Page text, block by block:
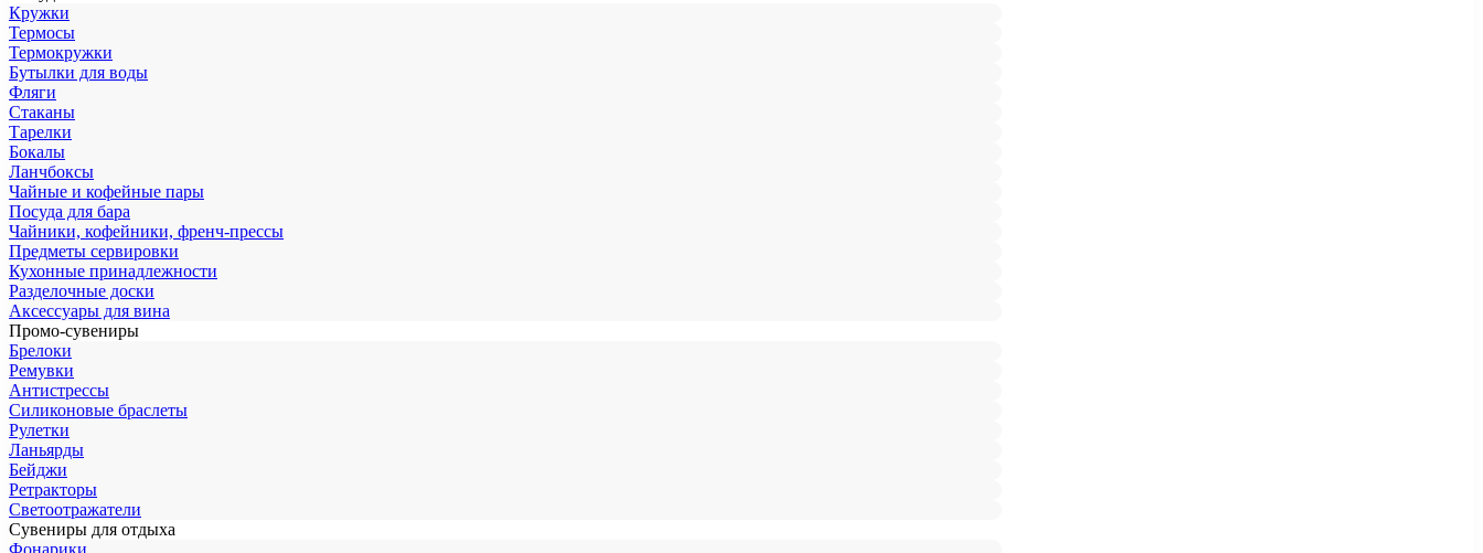
Кружки
Термосы
Термокружки
Бутылки для воды
Фляги
Стаканы
Тарелки
Бокалы
Ланчбоксы
Чайные и кофейные пары
Посуда для бара
Чайники, кофейники, френч-прессы
Предметы сервировки
Кухонные принадлежности
Разделочные доски
Аксессуары для вина
Промо-сувениры
Брелоки
Ремувки
Антистрессы
Силиконовые браслеты
Рулетки
Ланьярды
Бейджи
Ретракторы
Светоотражатели
Сувениры для отдыха
Фонарики